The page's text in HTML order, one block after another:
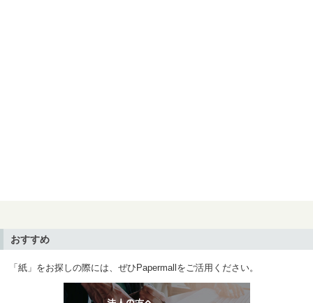
おすすめ
「紙」をお探しの際には、ぜひPapermallをご活用ください。